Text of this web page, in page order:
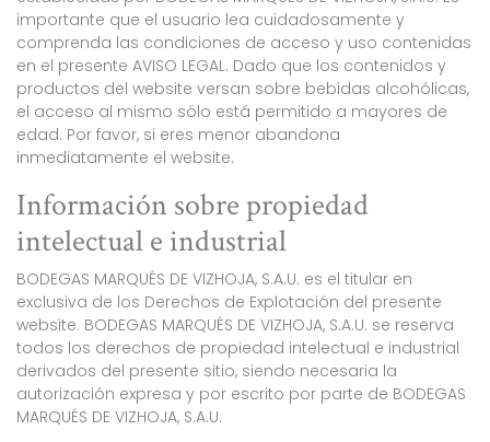
importante que el usuario lea cuidadosamente y
comprenda las condiciones de acceso y uso contenidas
en el presente AVISO LEGAL. Dado que los contenidos y
productos del website versan sobre bebidas alcohólicas,
el acceso al mismo sólo está permitido a mayores de
edad. Por favor, si eres menor abandona
inmediatamente el website.
Información sobre propiedad
intelectual e industrial
BODEGAS MARQUÉS DE VIZHOJA, S.A.U. es el titular en
exclusiva de los Derechos de Explotación del presente
website. BODEGAS MARQUÉS DE VIZHOJA, S.A.U. se reserva
todos los derechos de propiedad intelectual e industrial
derivados del presente sitio, siendo necesaria la
autorización expresa y por escrito por parte de BODEGAS
MARQUÉS DE VIZHOJA, S.A.U.